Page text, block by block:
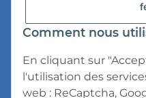
Comment nous
En cliquant sur
l'utilisation des
web : ReCaptcha,